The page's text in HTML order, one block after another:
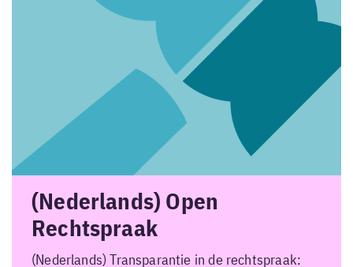
(Nederlands) Open
Rechtspraak
(Nederlands) Transparantie in de rechtspraak: